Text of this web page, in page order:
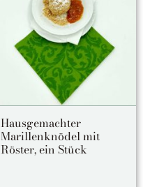
Hausgemachter
Marillenknödel mit
Röster, ein Stück